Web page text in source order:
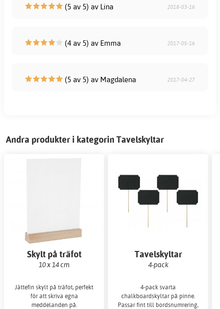
(5 av 5) av Lina 2018-03-16
(4 av 5) av Emma 2017-05-16
(5 av 5) av Magdalena 2017-04-27
Andra produkter i kategorin Tavelskyltar
Skylt på träfot
10 x 14 cm
Jättefin skylt på träfot, perfekt
för att skriva egna
meddelanden på.
Tavelskyltar
4-pack
4-pack svarta
chalkboardskyltar på pinne.
Passar fint till bordsnumrering,